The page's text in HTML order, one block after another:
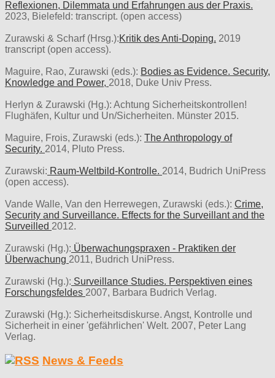
Reflexionen, Dilemmata und Erfahrungen aus der Praxis.
2023, Bielefeld: transcript. (open access)
Zurawski & Scharf (Hrsg.):Kritik des Anti-Doping. 2019
transcript (open access).
Maguire, Rao, Zurawski (eds.): Bodies as Evidence. Security,
Knowledge and Power, 2018, Duke Univ Press.
Herlyn & Zurawski (Hg.): Achtung Sicherheitskontrollen!
Flughäfen, Kultur und Un/Sicherheiten. Münster 2015.
Maguire, Frois, Zurawski (eds.): The Anthropology of
Security. 2014, Pluto Press.
Zurawski: Raum-Weltbild-Kontrolle. 2014, Budrich UniPress
(open access).
Vande Walle, Van den Herrewegen, Zurawski (eds.): Crime,
Security and Surveillance. Effects for the Surveillant and the
Surveilled 2012.
Zurawski (Hg.): Überwachungspraxen - Praktiken der
Überwachung 2011, Budrich UniPress.
Zurawski (Hg.): Surveillance Studies. Perspektiven eines
Forschungsfeldes 2007, Barbara Budrich Verlag.
Zurawski (Hg.): Sicherheitsdiskurse. Angst, Kontrolle und
Sicherheit in einer 'gefährlichen' Welt. 2007, Peter Lang
Verlag.
News & Feeds